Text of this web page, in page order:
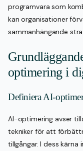
programvara som
kan organisationer
sammanhängande
optimering i
Definiera AI-
AI-optimering avser
tekniker för att
tillgångar. I dess